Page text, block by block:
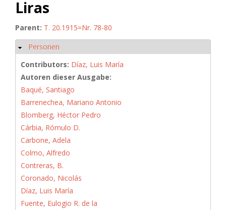
Liras
Parent: T. 20.1915=Nr. 78-80
Hide
Personen
Contributors: Díaz, Luis María
Autoren dieser Ausgabe:
Baqué, Santiago
Barrenechea, Mariano Antonio
Blomberg, Héctor Pedro
Cárbia, Rómulo D.
Carbone, Adela
Colmo, Alfredo
Contreras, B.
Coronado, Nicolás
Díaz, Luis María
Fuente, Eulogio R. de la